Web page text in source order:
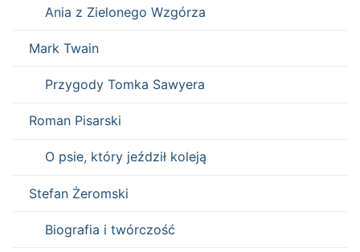
Ania z Zielonego Wzgórza
Mark Twain
Przygody Tomka Sawyera
Roman Pisarski
O psie, który jeździł koleją
Stefan Żeromski
Biografia i twórczość